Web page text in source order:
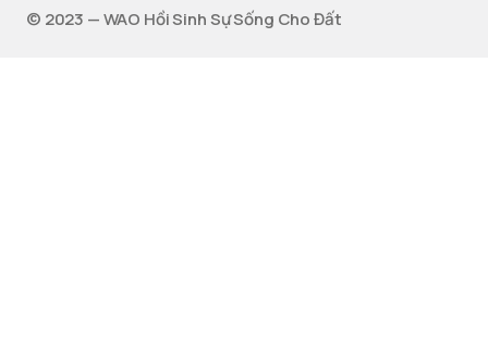
©️ 2023 — WAO Hồi Sinh Sự Sống Cho Đất